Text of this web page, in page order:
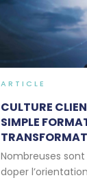
ARTICLE
CULTURE
SIMPLE
Nombreuses
doper